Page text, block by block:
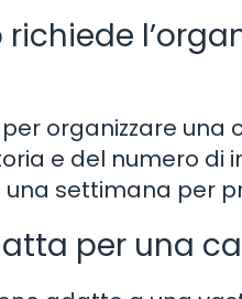
organizzare
e del numero di
settimana per
per una